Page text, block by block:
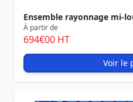
Ensemble rayonnage mi-
À partir de
694€00 HT
Voir le